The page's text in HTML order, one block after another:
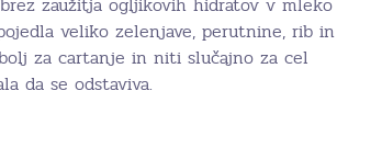
veliko zelenjave, perutnine, rib in
za cartanje in niti slučajno za cel
da se odstaviva.